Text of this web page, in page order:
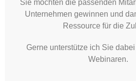
Sie möchten die passenden
Unternehmen gewinnen und
Ressource für die
Gerne unterstütze ich Sie
Webinaren.